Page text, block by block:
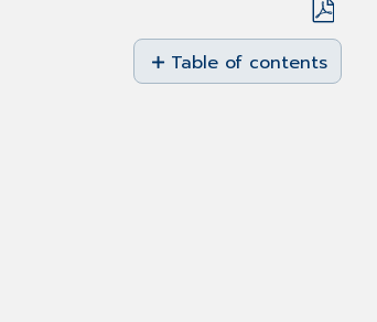
Save
as
PDF
Table of contents
No